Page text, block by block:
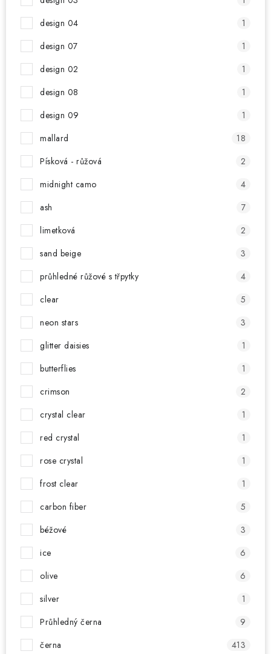
design 04
1
design 07
1
design 02
1
design 08
1
design 09
1
mallard
18
Písková - růžová
2
midnight camo
4
ash
7
limetková
2
sand beige
3
průhledné růžové s třpytky
4
clear
5
neon stars
3
glitter daisies
1
butterflies
1
crimson
2
crystal clear
1
red crystal
1
rose crystal
1
frost clear
1
carbon fiber
5
béžové
3
ice
6
olive
6
silver
1
Průhledný černa
9
černa
413